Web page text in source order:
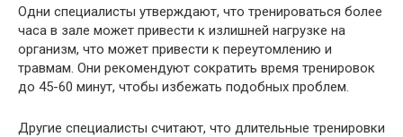
Одни специалисты утверждают, что тренироваться более
часа в зале может привести к излишней нагрузке на
организм, что может привести к переутомлению и
травмам. Они рекомендуют сократить время тренировок
до 45-60 минут, чтобы избежать подобных проблем.
Другие специалисты считают, что длительные тренировки